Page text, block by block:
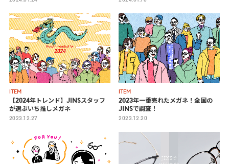
ITEM
【2024年トレンド】JINSスタッフ
が選ぶいち推しメガネ
2023.12.27
ITEM
2023年一番売れたメガネ！全国の
JINSで調査！
2023.12.20